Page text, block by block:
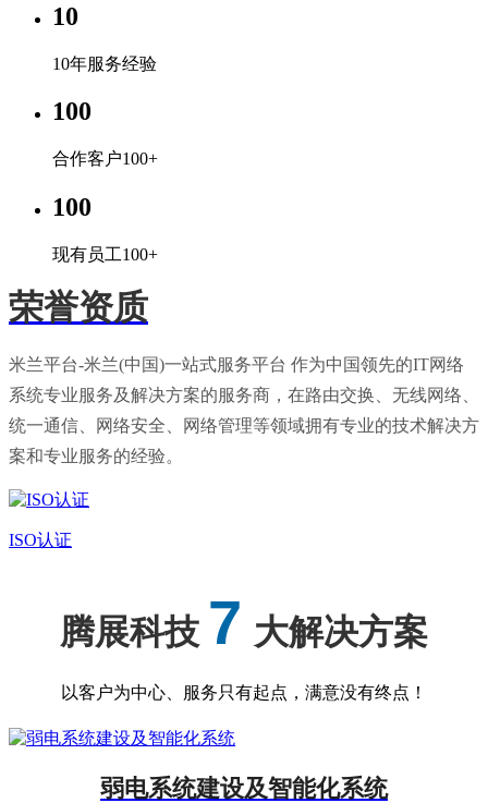
10
10年服务经验
100
合作客户100+
100
现有员工100+
荣誉资质
米兰平台-米兰(中国)一站式服务平台 作为中国领先的IT网络
系统专业服务及解决方案的服务商，在路由交换、无线网络、
统一通信、网络安全、网络管理等领域拥有专业的技术解决方
案和专业服务的经验。
ISO认证
腾展科技 7 大解决方案
以客户为中心、服务只有起点，满意没有终点！
弱电系统建设及智能化系统